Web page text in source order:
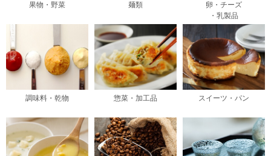
果物・野菜 麺類
卵・チーズ
・乳製品
調味料・乾物 惣菜・加工品 スイーツ・パン